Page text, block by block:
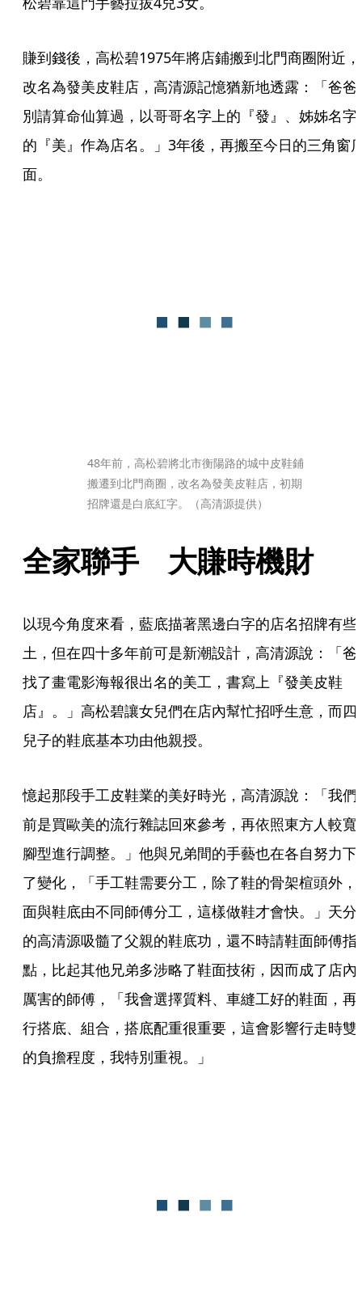
賺到錢後，高松碧1975年將店鋪搬到北門商圈附近，
改名為發美皮鞋店，高清源記憶猶新地透露：「爸爸
別請算命仙算過，以哥哥名字上的『發』、姊姊名字
的『美』作為店名。」3年後，再搬至今日的三角窗
面。
48年前，高松碧將北市衡陽路的城中皮鞋鋪
搬遷到北門商圈，改名為發美皮鞋店，初期
招牌還是白底紅字。（高清源提供）
全家聯手　大賺時機財
以現今角度來看，藍底描著黑邊白字的店名招牌有些
土，但在四十多年前可是新潮設計，高清源說：「爸
找了畫電影海報很出名的美工，書寫上『發美皮鞋
店』。」高松碧讓女兒們在店內幫忙招呼生意，而四
兒子的鞋底基本功由他親授。
憶起那段手工皮鞋業的美好時光，高清源說：「我們
前是買歐美的流行雜誌回來參考，再依照東方人較寬
腳型進行調整。」他與兄弟間的手藝也在各自努力下
了變化，「手工鞋需要分工，除了鞋的骨架楦頭外，
面與鞋底由不同師傅分工，這樣做鞋才會快。」天分
的高清源吸髓了父親的鞋底功，還不時請鞋面師傅指
點，比起其他兄弟多涉略了鞋面技術，因而成了店內
厲害的師傅，「我會選擇質料、車縫工好的鞋面，再
行搭底、組合，搭底配重很重要，這會影響行走時雙
的負擔程度，我特別重視。」